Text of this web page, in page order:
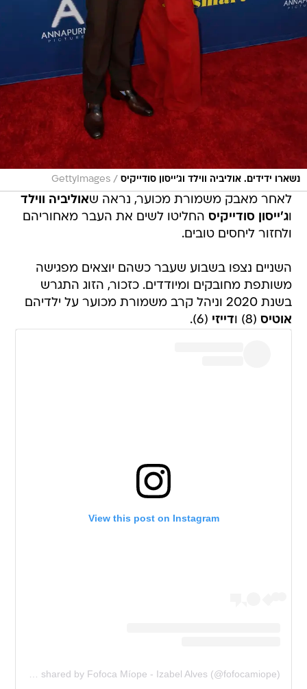
נשארו ידידים. אוליביה ווילד וג'ייסון סודייקיס /
GettyImages
לאחר מאבק משמורת מכוער, נראה שאוליביה ווילד
וג'ייסון סודייקיס החליטו לשים את העבר מאחוריהם
ולחזור ליחסים טובים.
השניים נצפו בשבוע שעבר כשהם יוצאים מפגישה
משותפת מחובקים ומיודדים. כזכור, הזוג התגרש
בשנת 2020 וניהל קרב משמורת מכוער על ילדיהם
אוטיס (8) ו דייזי (6).
View this post on Instagram